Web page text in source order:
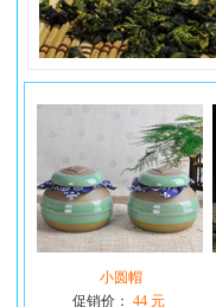
小圆帽
促销价： 44 元